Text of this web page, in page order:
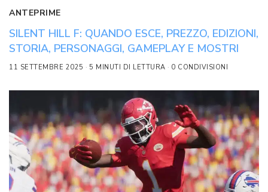
ANTEPRIME
SILENT HILL F: QUANDO ESCE, PREZZO, EDIZIONI,
STORIA, PERSONAGGI, GAMEPLAY E MOSTRI
11 SETTEMBRE 2025 5 MINUTI DI LETTURA 0 CONDIVISIONI